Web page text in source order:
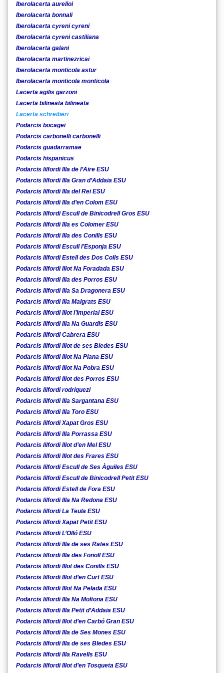
Iberolacerta aurelioi
Iberolacerta bonnali
Iberolacerta cyreni cyreni
Iberolacerta cyreni castiliana
Iberolacerta galani
Iberolacerta martinezricai
Iberolacerta monticola astur
Iberolacerta monticola monticola
Lacerta agilis garzoni
Lacerta bilineata bilineata
Lacerta schreiberi
Podarcis bocagei
Podarcis carbonelli carbonelli
Podarcis guadarramae
Podarcis hispanicus
Podarcis lilfordi Illa de l’Aire ESU
Podarcis lilfordi Illa Gran d’Addaia ESU
Podarcis lilfordi Illa del Rei ESU
Podarcis lilfordi Illa d’en Colom ESU
Podarcis lilfordi Escull de Binicodrell Gros ESU
Podarcis lilfordi Illa es Colomer ESU
Podarcis lilfordi Illa des Conills ESU
Podarcis lilfordi Escull l’Esponja ESU
Podarcis lilfordi Estell des Dos Colls ESU
Podarcis lilfordi Illot Na Foradada ESU
Podarcis lilfordi Illa des Porros ESU
Podarcis lilfordi Illa Sa Dragonera ESU
Podarcis lilfordi Illa Malgrats ESU
Podarcis lilfordi Illot l’Imperial ESU
Podarcis lilfordi Illa Na Guardis ESU
Podarcis lilfordi Cabrera ESU
Podarcis lilfordi Illot de ses Bledes ESU
Podarcis lilfordi Illot Na Plana ESU
Podarcis lilfordi Illot Na Pobra ESU
Podarcis lilfordi Illot des Porros ESU
Podarcis lilfordi rodriquezi
Podarcis lilfordi Illa Sargantana ESU
Podarcis lilfordi Illa Toro ESU
Podarcis lilfordi Xapat Gros ESU
Podarcis lilfordi Illa Porrassa ESU
Podarcis lilfordi Illot d’en Mel ESU
Podarcis lilfordi Illot des Frares ESU
Podarcis lilfordi Escull de Ses Àguiles ESU
Podarcis lilfordi Escull de Binicodrell Petit ESU
Podarcis lilfordi Estell de Fora ESU
Podarcis lilfordi Illa Na Redona ESU
Podarcis lilfordi La Teula ESU
Podarcis lilfordi Xapat Petit ESU
Podarcis lilfordi L’Olló ESU
Podarcis lilfordi Illa de ses Rates ESU
Podarcis lilfordi Illa des Fonoll ESU
Podarcis lilfordi Illot des Conills ESU
Podarcis lilfordi Illot d’en Curt ESU
Podarcis lilfordi Illot Na Pelada ESU
Podarcis lilfordi Illa Na Moltona ESU
Podarcis lilfordi Illa Petit d’Addaia ESU
Podarcis lilfordi Illot d’en Carbó Gran ESU
Podarcis lilfordi Illa de Ses Mones ESU
Podarcis lilfordi Illa de ses Bledes ESU
Podarcis lilfordi Illa Ravells ESU
Podarcis lilfordi Illot d’en Tosqueta ESU